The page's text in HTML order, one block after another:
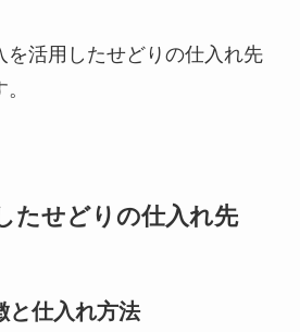
を活用したせどりの仕入れ先
たせどりの仕入れ先
仕入れ方法